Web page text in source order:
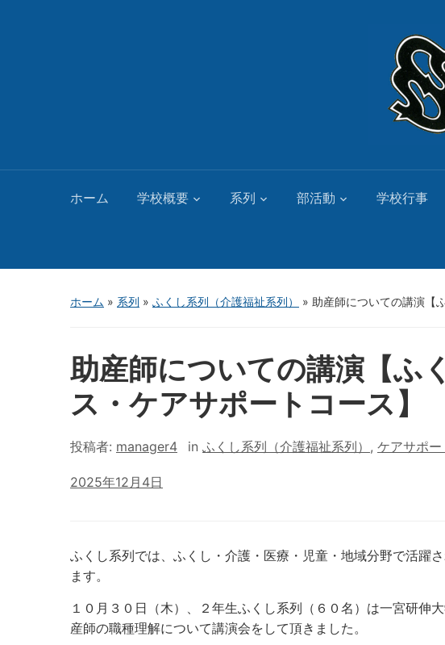
ホーム 学校概要 系列 部活動 学校行事
ホーム » 系列 » ふくし系列（介護福祉系列） » 助産師についての講演【
助産師についての講演【ふ
ス・ケアサポートコース】
投稿者: manager4 in ふくし系列（介護福祉系列） , ケアサポー
2025年12月4日
ふくし系列では、ふくし・介護・医療・児童・地域分野で活躍
ます。
１０月３０日（木）、２年生ふくし系列（６０名）は一宮研伸
産師の職種理解について講演会をして頂きました。